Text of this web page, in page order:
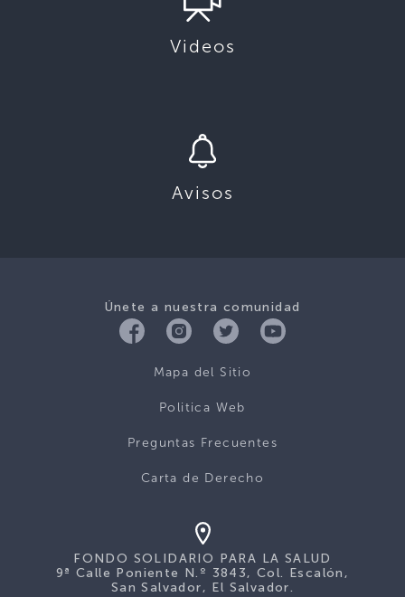
Videos
Avisos
Únete a nuestra comunidad
Mapa del Sitio
Politica Web
Preguntas Frecuentes
Carta de Derecho
FONDO SOLIDARIO PARA LA SALUD
9ª Calle Poniente N.º 3843, Col. Escalón,
San Salvador, El Salvador.